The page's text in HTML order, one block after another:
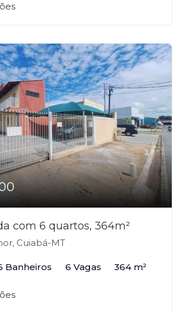
com 6 quartos, 364m²
Cuiabá-MT
Banheiros 6 Vagas 364 m²